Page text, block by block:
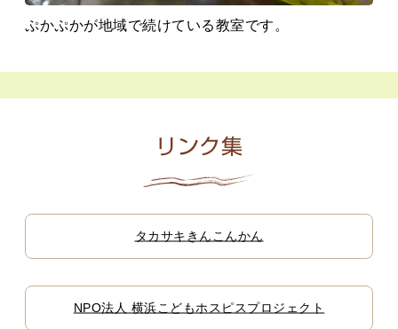
ぷかぷかが地域で続けている教室です。
リンク集
タカサキきんこんかん
NPO法人 横浜こどもホスピスプロジェクト